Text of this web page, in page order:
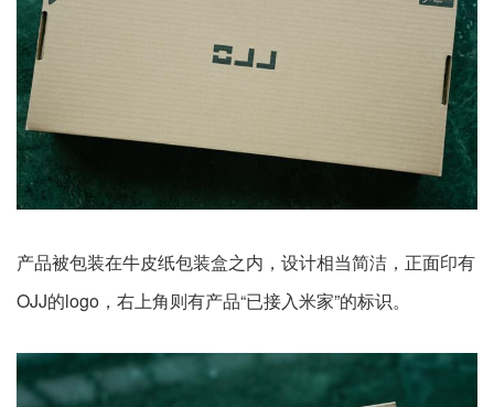
产品被包装在牛皮纸包装盒之内，设计相当简洁，正面印有
OJJ的logo，右上角则有产品“已接入米家”的标识。